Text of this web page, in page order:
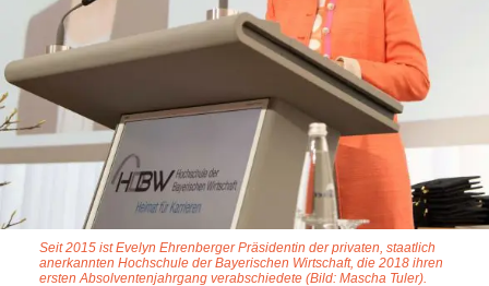
Seit 2015 ist Evelyn Ehrenberger Präsidentin der privaten, staatlich
anerkannten Hochschule der Bayerischen Wirtschaft, die 2018 ihren
ersten Absolventenjahrgang verabschiedete (Bild: Mascha Tuler).